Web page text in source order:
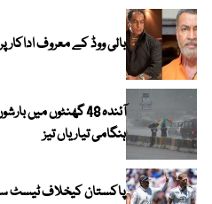
بالی ووڈ کے معروف اداکار
آئندہ 48 گھنٹوں
ہنگامی تیاریاں تیز